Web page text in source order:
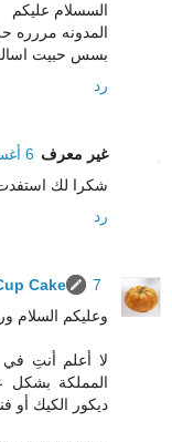
السسلام عليكم
المدونه مررره
بسس حبيت اسالك
رد
غير معرف 6 أغسطس 2012 في 5:38 م
شكرا لك استفدت
رد
Cake
7 أغسطس 2012 في 2:04 ص
وعليكم السلام
لا أعلم أنتِ
المملكة بشكل
ديكور الكيك أو